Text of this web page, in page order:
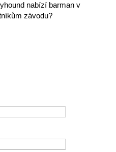
nabízí barman v
závodu?